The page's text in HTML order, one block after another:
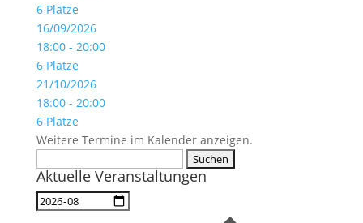
6 Plätze
16/09/2026
18:00 - 20:00
6 Plätze
21/10/2026
18:00 - 20:00
6 Plätze
Weitere Termine im Kalender anzeigen.
nach:
Aktuelle Veranstaltungen